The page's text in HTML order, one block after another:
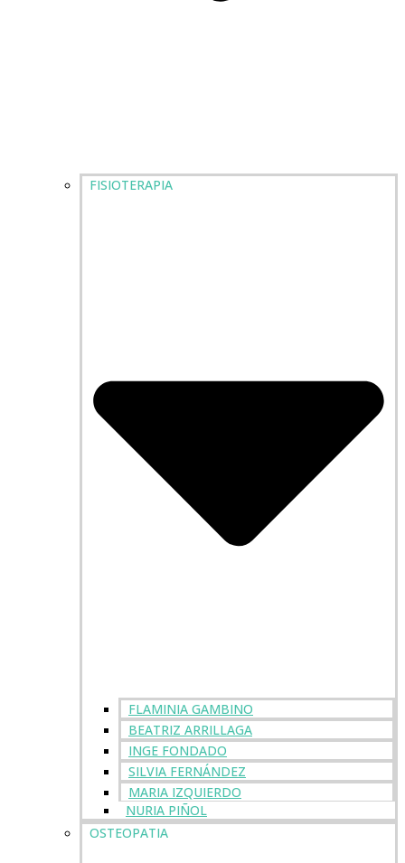
FISIOTERAPIA
FLAMINIA GAMBINO
BEATRIZ ARRILLAGA
INGE FONDADO
SILVIA FERNÁNDEZ
MARIA IZQUIERDO
NURIA PIÑOL
OSTEOPATIA